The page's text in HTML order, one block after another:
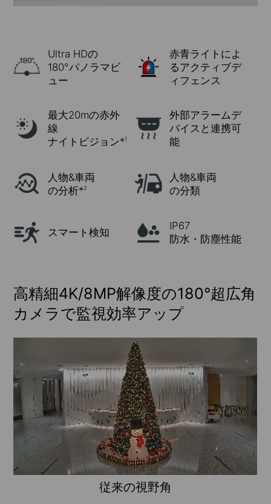
Ultra HDの
180°パノラマビ
ュー
赤青ライトによ
るアクティブデ
ィフェンス
最大20mの赤外
線
ナイトビジョン*1
外部アラームデ
バイスと連携可
能
人物&車両
の分析*2
人物&車両
の分類
スマート検知
IP67
防水・防塵性能
高精細4K/8MP解像度の180°超広角
カメラで監視効率アップ
従来の視野角